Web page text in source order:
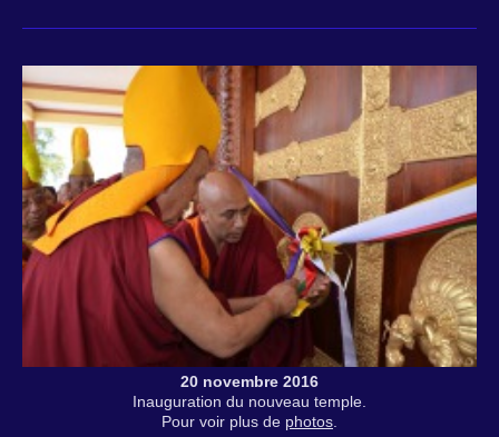
20 novembre 2016
Inauguration du nouveau temple.
Pour voir plus de photos